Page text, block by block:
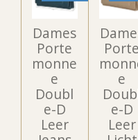
Dames
Porte
monne
e
Doubl
e-D
Leer
Porte
e
e-D
Leer